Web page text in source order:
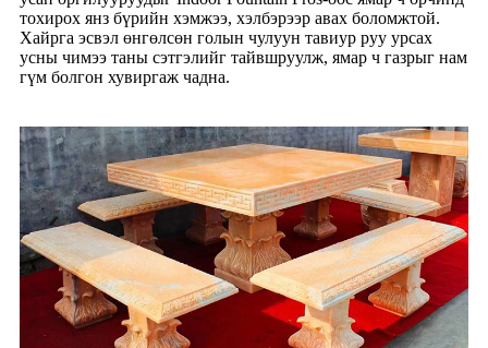
тохирох янз бүрийн хэмжээ, хэлбэрээр авах боломжтой.
Хайрга эсвэл өнгөлсөн голын чулуун тавиур руу урсах
усны чимээ таны сэтгэлийг тайвшруулж, ямар ч газрыг нам
гүм болгон хувиргаж чадна.